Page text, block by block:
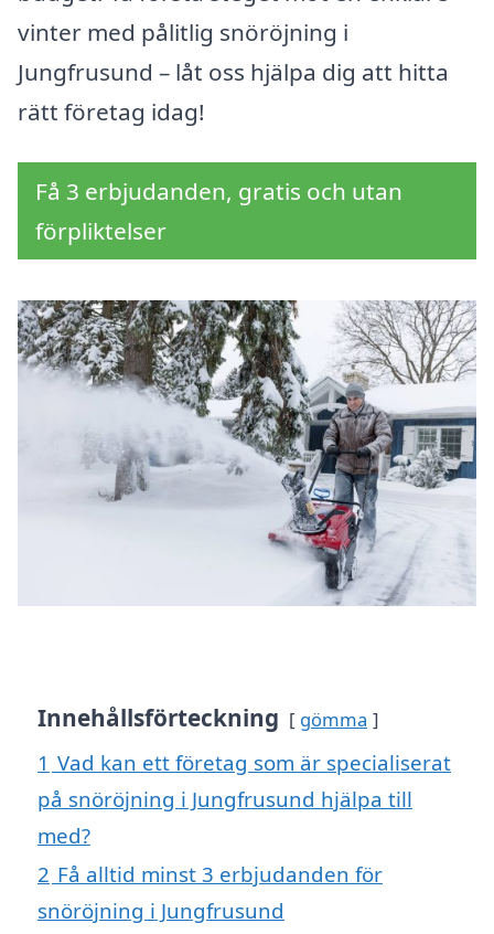
vinter med pålitlig snöröjning i
Jungfrusund – låt oss hjälpa dig att hitta
rätt företag idag!
Få 3 erbjudanden, gratis och utan
förpliktelser
Innehållsförteckning gömma
1 Vad kan ett företag som är specialiserat
på snöröjning i Jungfrusund hjälpa till
med?
2 Få alltid minst 3 erbjudanden för
snöröjning i Jungfrusund